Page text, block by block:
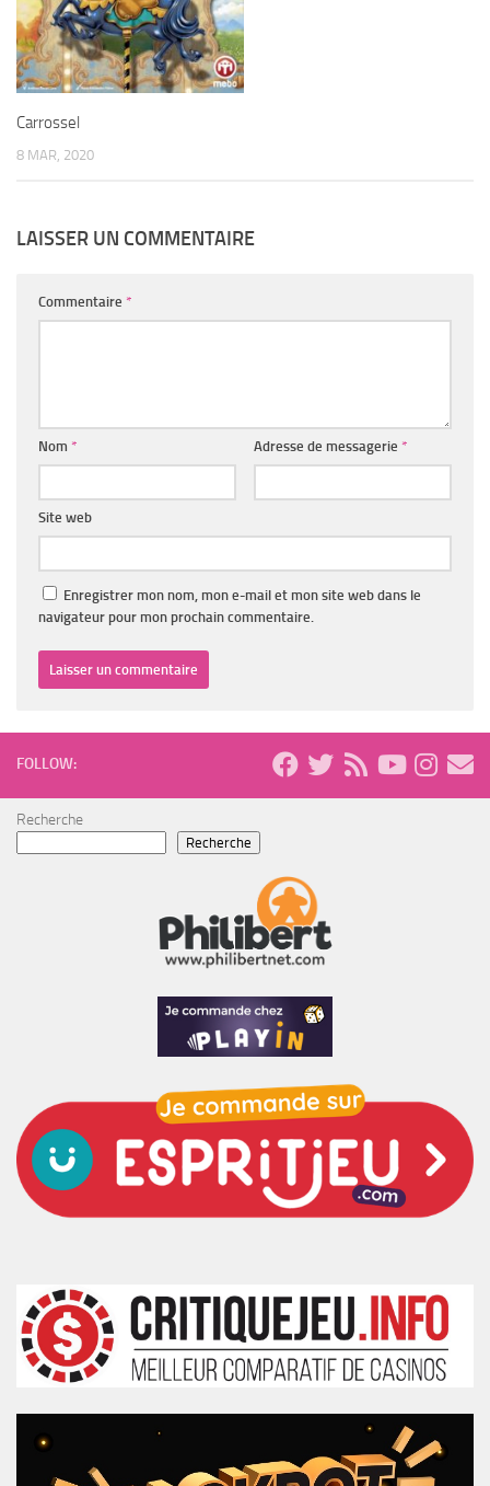
Carrossel
8 MAR, 2020
LAISSER UN COMMENTAIRE
Commentaire *
Nom * Adresse de messagerie *
Site web
Enregistrer mon nom, mon e-mail et mon site web dans le
navigateur pour mon prochain commentaire.
FOLLOW:
Recherche
Recherche